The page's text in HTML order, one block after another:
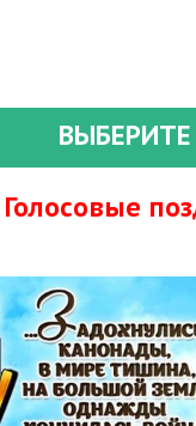
Голосовые